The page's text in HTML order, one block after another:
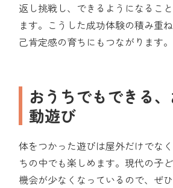
返し挑戦し、できるようになるこ
ます。こうした成功体験の積み重
己肯定感の育ちにもつながります。
おうちでもできる
動遊び
体をつかった遊びは屋外だけでな
ちの中でも楽しめます。現代の子
機会が少なくなっているので、ぜ